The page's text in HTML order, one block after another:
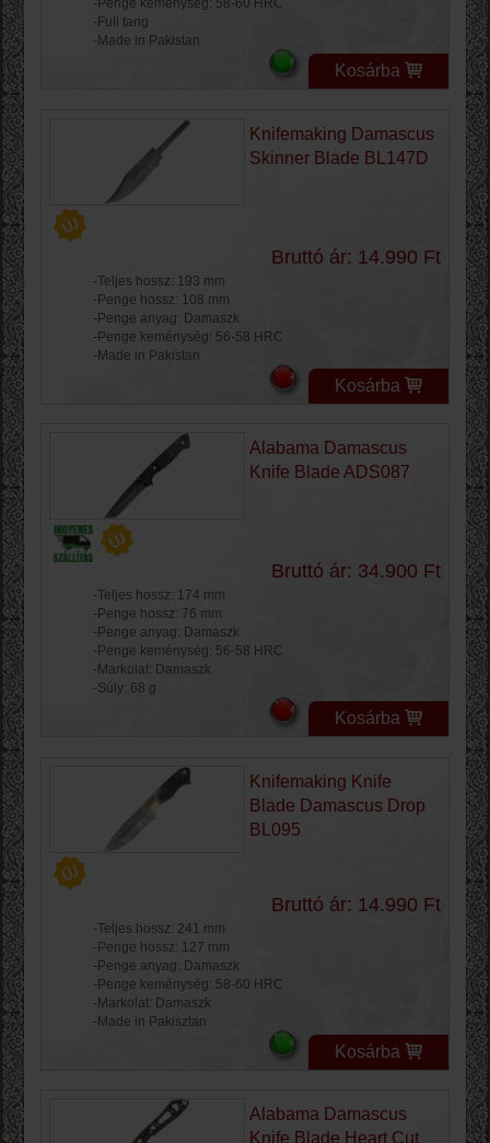
-Penge keménység: 58-60 HRC
-Full tang
-Made in Pakistan
Kosárba
Knifemaking Damascus
Skinner Blade BL147D
Bruttó ár: 14.990 Ft
-Teljes hossz: 193 mm
-Penge hossz: 108 mm
-Penge anyag: Damaszk
-Penge keménység: 56-58 HRC
-Made in Pakistan
Kosárba
Alabama Damascus
Knife Blade ADS087
Bruttó ár: 34.900 Ft
-Teljes hossz: 174 mm
-Penge hossz: 76 mm
-Penge anyag: Damaszk
-Penge keménység: 56-58 HRC
-Markolat: Damaszk
-Súly: 68 g
Kosárba
Knifemaking Knife
Blade Damascus Drop
BL095
Bruttó ár: 14.990 Ft
-Teljes hossz: 241 mm
-Penge hossz: 127 mm
-Penge anyag: Damaszk
-Penge keménység: 58-60 HRC
-Markolat: Damaszk
-Made in Pakisztan
Kosárba
Alabama Damascus
Knife Blade Heart Cut